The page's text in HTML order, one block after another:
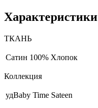
Характеристики
ТКАНЬ
Сатин 100% Хлопок
Коллекция
удBaby Time Sateen